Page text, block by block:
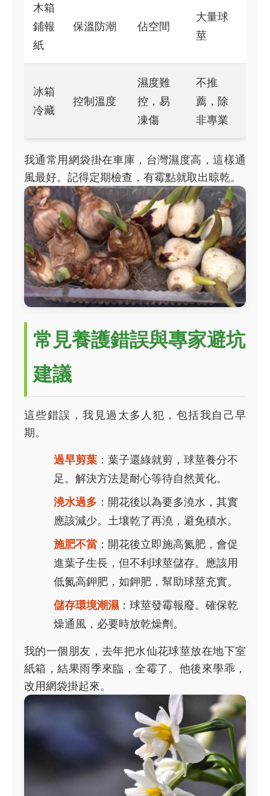
木箱
鋪報
紙
保溫防潮 佔空間
大量球
莖
冰箱
冷藏
控制溫度
濕度難
控，易
凍傷
不推
薦，除
非專業
我通常用網袋掛在車庫，台灣濕度高，這樣通
風最好。記得定期檢查，有霉點就取出晾乾。
常見養護錯誤與專家避坑
建議
這些錯誤，我見過太多人犯，包括我自己早
期。
過早剪葉：葉子還綠就剪，球莖養分不
足。解決方法是耐心等待自然黃化。
澆水過多 ：開花後以為要多澆水，其實
應該減少。土壤乾了再澆，避免積水。
施肥不當：開花後立即施高氮肥，會促
進葉子生長，但不利球莖儲存。應該用
低氮高鉀肥，如鉀肥，幫助球莖充實。
儲存環境潮濕：球莖發霉報廢。確保乾
燥通風，必要時放乾燥劑。
我的一個朋友，去年把水仙花球莖放在地下室
紙箱，結果雨季來臨，全霉了。他後來學乖，
改用網袋掛起來。